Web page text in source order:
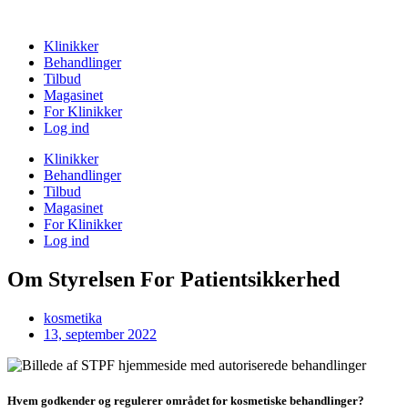
Klinikker
Behandlinger
Tilbud
Magasinet
For Klinikker
Log ind
Klinikker
Behandlinger
Tilbud
Magasinet
For Klinikker
Log ind
Om Styrelsen For Patientsikkerhed
kosmetika
13, september 2022
Hvem godkender og regulerer området for kosmetiske behandlinger?